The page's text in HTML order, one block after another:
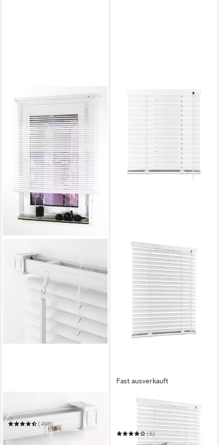
Jalousie
(498)
ab 14,49 €
in 4-5 Werktagen bei dir
Fast ausverkauft
EUROHARRY
Jalousie Cordless-Schnurlos
Aluminium Venetian Blind Alu
Jalousie Rollo
(6)
ab 19,00 € UVP28,00 €